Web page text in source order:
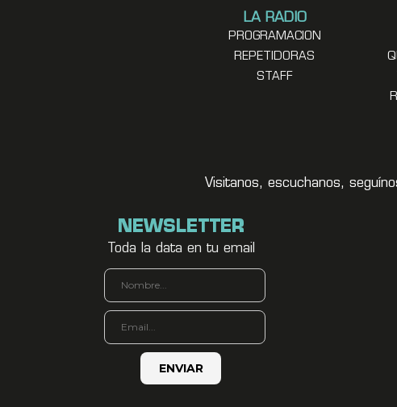
LA RADIO
PROGRAMACION
REPETIDORAS
STAFF
Visitanos, escuchanos,
NEWSLETTER
Toda la data en tu email